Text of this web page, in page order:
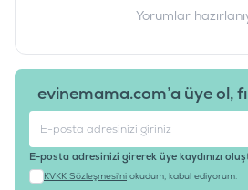
Yorumlar
evinemama.com’a üye ol,
E-posta adresinizi girerek üye kaydınızı
KVKK Sözleşmesi'ni okudum, kabul ediyorum.